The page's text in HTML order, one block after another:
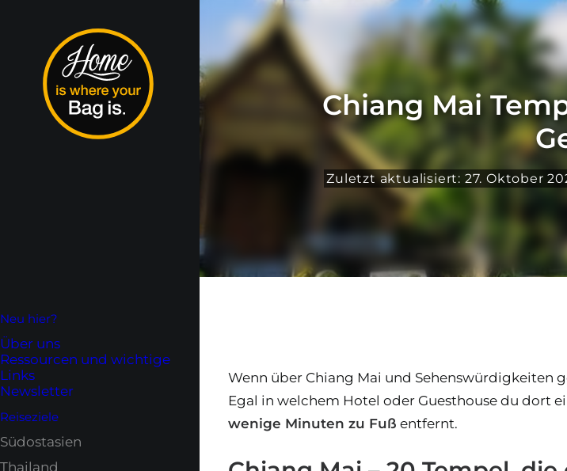
Neu hier?
Über uns
Ressourcen und wichtige
Links
Newsletter
Reiseziele
Südostasien
Thailand
Chiang Mai
Zuletzt aktualisiert: 27. Oktober
Wenn über Chiang Mai und Sehenswürdigkeiten
Egal in welchem Hotel oder Guesthouse du dort
wenige Minuten zu Fuß entfernt.